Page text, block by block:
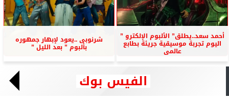
أحمد سعد..يطلق” الألبوم الإلكترو ”
اليوم تجربة موسيقية جريئة بطابع
عالمى
شرنوبى ..يعود لإبهار جمهوره
بألبوم ” بعد الليل ”
الفيس بوك